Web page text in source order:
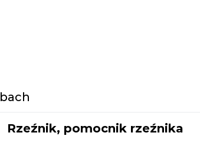
Rzeźnik, pomocnik rzeźnika